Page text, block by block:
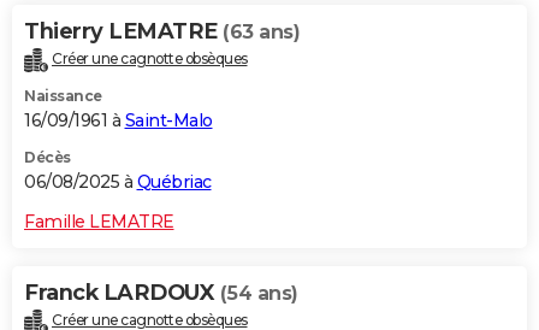
Carte de Noël
Carte Bonne année
Carte Saint-Valentin
Carte Pâques
Carte d'anniversaire
DICTIONNAIRE
Dictionnaire
Biographies
Citations
Expressions
Proverbes
PROGRAMME TV
S'inscrire
Se connecter
Lycées
Collèges
Primaires
Universités
Entreprises
Service militaire
Avis de recherche
AVIS DE DÉCÈS
FORUM
Bricolage
Thierry LEMATRE (63 ans)
Créer une cagnotte obsèques
Naissance
16/09/1961 à Saint-Malo
Décès
06/08/2025 à Québriac
Famille LEMATRE
Franck LARDOUX (54 ans)
Créer une cagnotte obsèques